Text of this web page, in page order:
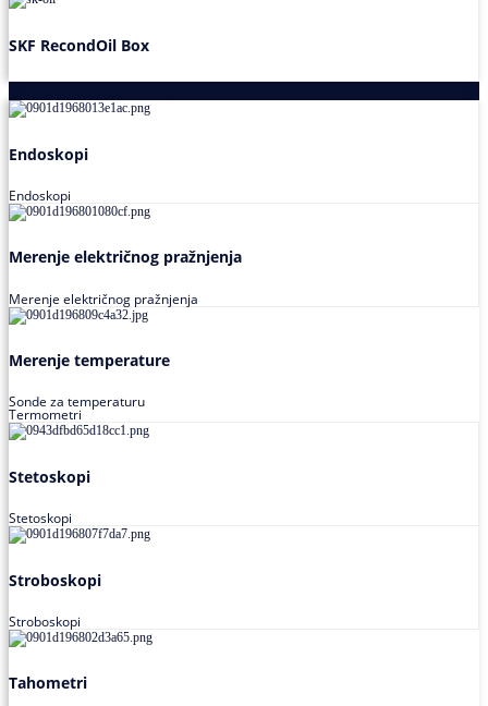
SKF RecondOil Box
Endoskopi
Endoskopi
Merenje električnog pražnjenja
Merenje električnog pražnjenja
Merenje temperature
Sonde za temperaturu
Termometri
Stetoskopi
Stetoskopi
Stroboskopi
Stroboskopi
Tahometri